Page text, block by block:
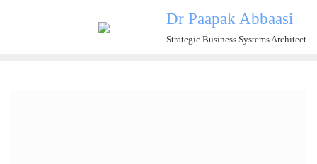
content
Dr Paapak Abbaasi
Strategic Business Systems Architect